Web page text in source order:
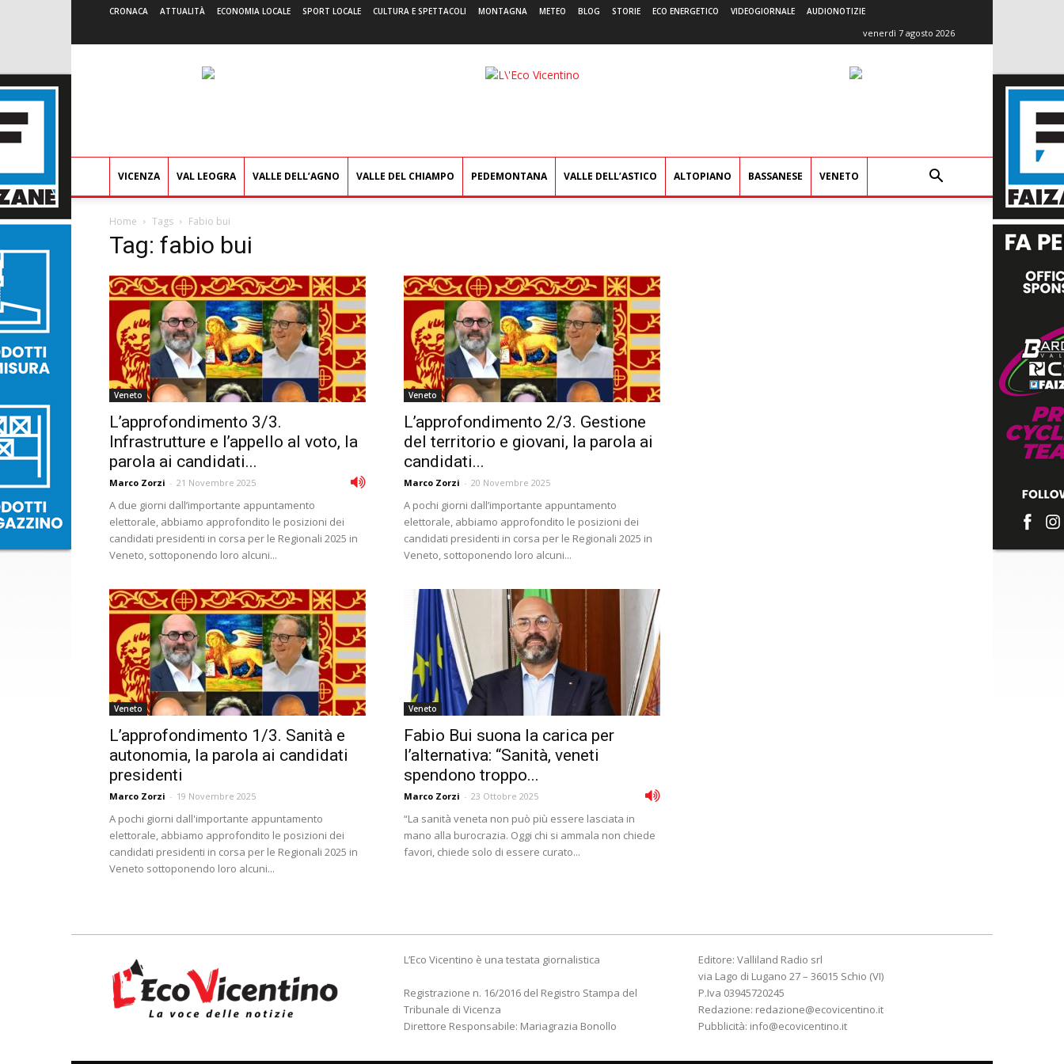
CRONACA ATTUALITÀ ECONOMIA LOCALE SPORT LOCALE CULTURA E SPETTACOLI MONTAGNA METEO BLOG STORIE ECO ENERGETICO VIDEOGIORNALE AUDIONOTIZIE
venerdì 7 agosto 2026
L'Eco
VICENZA VAL LEOGRA VALLE DELL’AGNO VALLE DEL CHIAMPO PEDEMONTANA VALLE DELL’ASTICO ALTOPIANO BASSANESE VENETO
Home Tags Fabio bui
Tag: fabio bui
Veneto
L’approfondimento 3/3.
Infrastrutture e l’appello al voto, la
parola ai candidati...
Marco Zorzi - 21 Novembre 2025
A due giorni dall’importante appuntamento
elettorale, abbiamo approfondito le posizioni dei
candidati presidenti in corsa per le Regionali 2025 in
Veneto, sottoponendo loro alcuni...
Veneto
L’approfondimento 2/3. Gestione
del territorio e giovani, la parola ai
candidati...
Marco Zorzi - 20 Novembre 2025
A pochi giorni dall’importante appuntamento
elettorale, abbiamo approfondito le posizioni dei
candidati presidenti in corsa per le Regionali 2025 in
Veneto, sottoponendo loro alcuni...
Veneto
L’approfondimento 1/3. Sanità e
autonomia, la parola ai candidati
presidenti
Marco Zorzi - 19 Novembre 2025
A pochi giorni dall'importante appuntamento
elettorale, abbiamo approfondito le posizioni dei
candidati presidenti in corsa per le Regionali 2025 in
Veneto sottoponendo loro alcuni...
Veneto
Fabio Bui suona la carica per
l’alternativa: “Sanità, veneti
spendono troppo...
Marco Zorzi - 23 Ottobre 2025
“La sanità veneta non può più essere lasciata in
mano alla burocrazia. Oggi chi si ammala non chiede
favori, chiede solo di essere curato...
L’Eco Vicentino è una testata giornalistica
Registrazione n. 16/2016 del Registro Stampa del
Tribunale di Vicenza
Direttore Responsabile: Mariagrazia Bonollo
Editore: Valliland Radio srl
via Lago di Lugano 27 – 36015 Schio (VI)
P.Iva 03945720245
Redazione: redazione@ecovicentino.it
Pubblicità: info@ecovicentino.it